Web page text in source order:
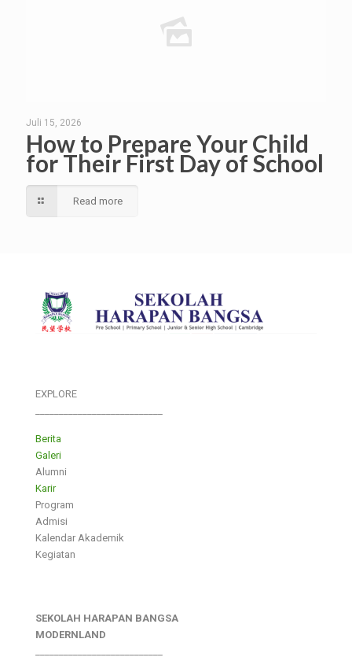
Juli 15, 2026
How to Prepare Your Child
for Their First Day of School
Read more
EXPLORE
Berita
Galeri
Alumni
Karir
Program
Admisi
Kalendar Akademik
Kegiatan
SEKOLAH HARAPAN BANGSA
MODERNLAND